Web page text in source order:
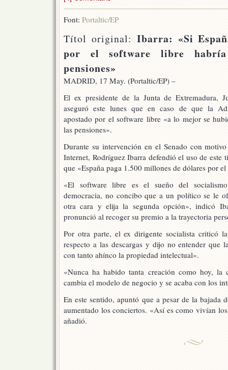
Font: Portaltic/EP
Títol original: Ibarra: «Si
por el software libre habría
pensiones»
MADRID, 17 May. (Portaltic/EP) –
El ex presidente de la Junta de Extremadura,
aseguró este lunes que en caso de que la
apostado por el software libre «a lo mejor se
las pensiones».
Durante su intervención en el Senado con
Internet, Rodríguez Ibarra defendió el uso de este
que «España paga 1.500 millones de dólares por
«El software libre es el sueño del
democracia, no concibo que a un político se le
otra cara y elija la segunda opción», indicó
pronunció al recoger su premio a la trayectoria
Por otra parte, el ex dirigente socialista criticó
respecto a las descargas y dijo no entender que
con tanto ahínco la propiedad intelectual».
«Nunca ha habido tanta creación como hoy,
cambia el modelo de negocio y se acaba con los
En este sentido, apuntó que a pesar de la bajada
aumentado los conciertos. «Así es como vivían
añadió.